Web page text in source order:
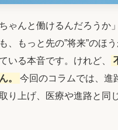
ちゃんと働けるんだろう
、もっと先の”将来”のほ
いる本音です。けれど、
。
今回のコラムでは、進
り上げ、医療や進路と同